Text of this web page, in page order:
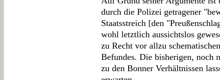
durch die Polizei getragener
Staatsstreich [den
wohl letztlich aussichtslos
zu Recht vor allzu
Befundes. Die bisherigen, noch
zu den Bonner Verhältnissen